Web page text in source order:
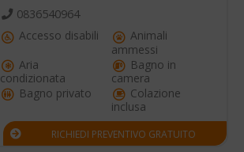
0836540964
Accesso disabili
Animali
ammessi
Aria
condizionata
Bagno in
camera
Bagno privato
Colazione
inclusa
RICHIEDI PREVENTIVO GRATUITO